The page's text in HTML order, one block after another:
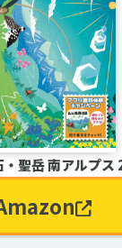
聖岳 南アルプス